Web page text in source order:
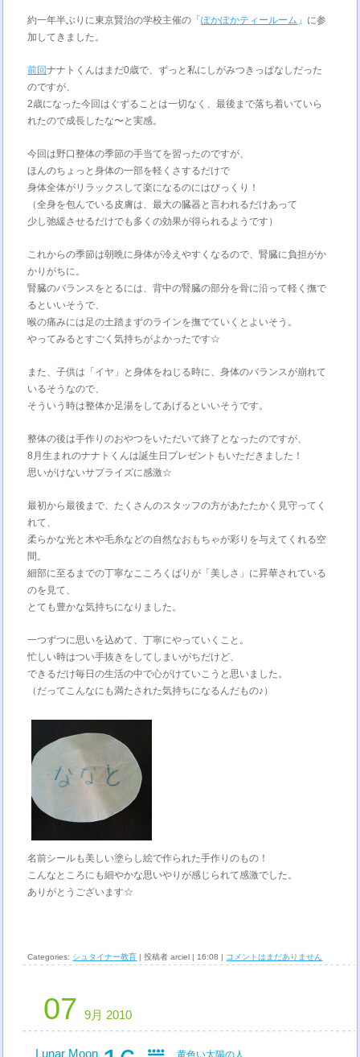
約一年半ぶりに東京賢治の学校主催の「ぽかぽかティールーム 」に参
加してきました。
前回ナナトくんはまだ0歳で、ずっと私にしがみつきっぱなしだった
のですが、
2歳になった今回はぐずることは一切なく、最後まで落ち着いていら
れたので成長したな〜と実感。
今回は野口整体の季節の手当てを習ったのですが、
ほんのちょっと身体の一部を軽くさするだけで
身体全体がリラックスして楽になるのにはびっくり！
（全身を包んでいる皮膚は、最大の臓器と言われるだけあって
少し弛緩させるだけでも多くの効果が得られるようです）
これからの季節は朝晩に身体が冷えやすくなるので、腎臓に負担がか
かりがちに。
腎臓のバランスをとるには、背中の腎臓の部分を骨に沿って軽く撫で
るといいそうで、
喉の痛みには足の土踏まずのラインを撫でていくとよいそう。
やってみるとすごく気持ちがよかったです☆
また、子供は「イヤ」と身体をねじる時に、身体のバランスが崩れて
いるそうなので、
そういう時は整体か足湯をしてあげるといいそうです。
整体の後は手作りのおやつをいただいて終了となったのですが、
8月生まれのナナトくんは誕生日プレゼントもいただきました！
思いがけないサプライズに感激☆
最初から最後まで、たくさんのスタッフの方があたたかく見守ってく
れて、
柔らかな光と木や毛糸などの自然なおもちゃが彩りを与えてくれる空
間。
細部に至るまでの丁寧なこころくばりが「美しさ」に昇華されている
のを見て、
とても豊かな気持ちになりました。
一つずつに思いを込めて、丁寧にやっていくこと。
忙しい時はつい手抜きをしてしまいがちだけど、
できるだけ毎日の生活の中で心がけていこうと思いました。
（だってこんなにも満たされた気持ちになるんだもの♪）
名前シールも美しい塗らし絵で作られた手作りのもの！
こんなところにも細やかな思いやりが感じられて感激でした。
ありがとうございます☆
Categories: シュタイナー教育 | 投稿者 arciel | 16:08 | コメントはまだありません
07 9月 2010
Lunar Moon 黄色い太陽の人